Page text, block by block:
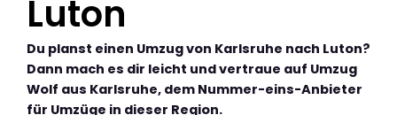
Luton
Du planst einen Umzug von Karlsruhe nach Luton?
Dann mach es dir leicht und vertraue auf Umzug
Wolf aus Karlsruhe, dem Nummer-eins-Anbieter
für Umzüge in dieser Region.